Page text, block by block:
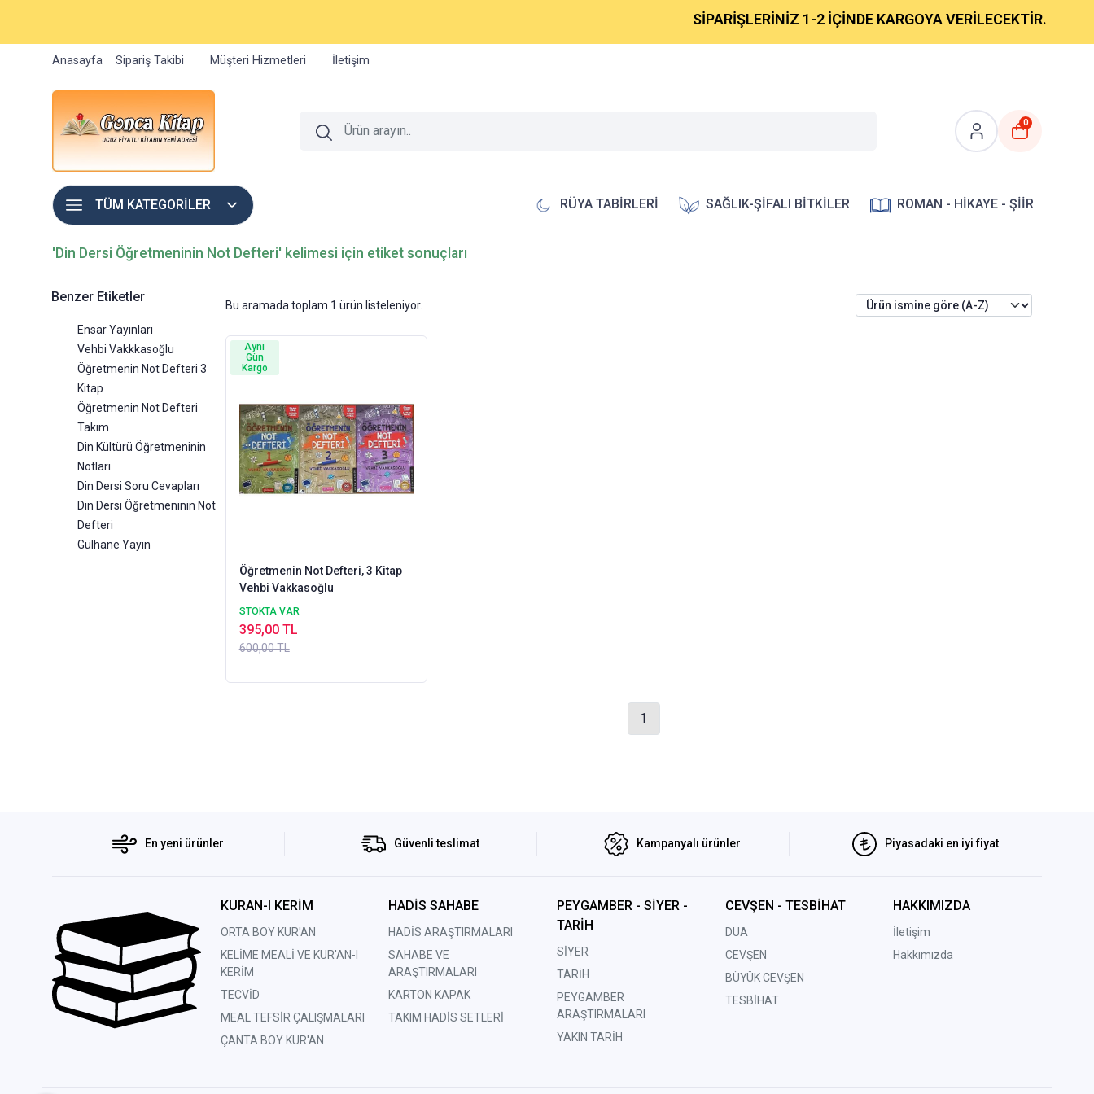
SİPARİŞLERİNİZ 1-2 İÇİNDE KARGOYA VERİLECEKTİR.
Anasayfa Sipariş Takibi Müşteri Hizmetleri İletişim
0
TÜM KATEGORİLER RÜYA TABİRLERİ SAĞLIK-ŞİFALI BİTKİLER ROMAN - HİKAYE - ŞİİR
'Din Dersi Öğretmeninin Not Defteri' kelimesi için etiket sonuçları
Benzer Etiketler
Ensar Yayınları
Vehbi Vakkkasoğlu
Öğretmenin Not Defteri 3
Kitap
Öğretmenin Not Defteri
Takım
Din Kültürü Öğretmeninin
Notları
Din Dersi Soru Cevapları
Din Dersi Öğretmeninin Not
Defteri
Gülhane Yayın
Bu aramada toplam 1 ürün listeleniyor.
Öğretmenin Not Defteri, 3 Kitap
Vehbi Vakkasoğlu
STOKTA VAR
600,00 TL
395,00 TL
Aynı
Gün
Kargo
1
En yeni ürünler Güvenli teslimat Kampanyalı ürünler Piyasadaki en iyi fiyat
KURAN-I KERİM
ORTA BOY KUR'AN
KELİME MEALİ VE KUR'AN-I
KERİM
TECVİD
MEAL TEFSİR ÇALIŞMALARI
ÇANTA BOY KUR'AN
HADİS SAHABE
HADİS ARAŞTIRMALARI
SAHABE VE
ARAŞTIRMALARI
KARTON KAPAK
TAKIM HADİS SETLERİ
PEYGAMBER - SİYER -
TARİH
SİYER
TARİH
PEYGAMBER
ARAŞTIRMALARI
YAKIN TARİH
CEVŞEN - TESBİHAT
DUA
CEVŞEN
BÜYÜK CEVŞEN
TESBİHAT
HAKKIMIZDA
İletişim
Hakkımızda